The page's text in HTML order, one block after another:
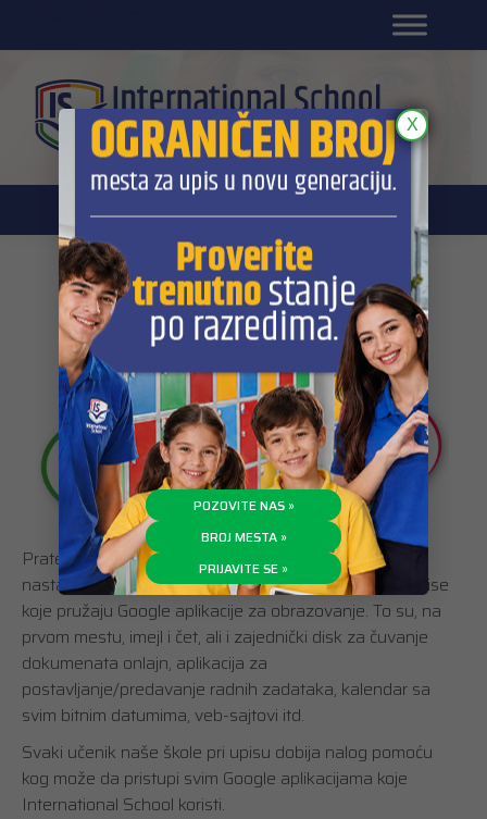
Portal za roditelje
DL platforma
Google aplikacije za obrazovanje
Prateći kretanja primene informacionih tehnologija u
nastavi, International School koristi mnogobrojne servise
koje pružaju Google aplikacije za obrazovanje. To su, na
prvom mestu, imejl i čet, ali i zajednički disk za čuvanje
dokumenata onlajn, aplikacija za
postavljanje/predavanje radnih zadataka, kalendar sa
svim bitnim datumima, veb-sajtovi itd.
Svaki učenik naše škole pri upisu dobija nalog pomoću
kog može da pristupi svim Google aplikacijama koje
International School koristi.
POZOVITE NAS »
BROJ MESTA »
PRIJAVITE SE »
X